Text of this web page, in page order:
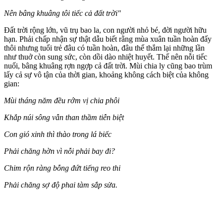
Nên bâng khuâng tôi tiếc cả đất trời"
Đất trời rộng lớn, vũ trụ bao la, con người nhỏ bé, đời người hữu
hạn. Phải chấp nhận sự thật dẫu biết rằng mùa xuân tuần hoàn đấy
thôi nhưng tuổi trẻ đâu có tuần hoàn, đâu thể thắm lại những lần
như thuở còn sung sức, còn dồi dào nhiệt huyết. Thế nên nỗi tiếc
nuối, bâng khuâng rợn ngợp cả đất trời. Mùi chia ly cũng bao trùm
lấy cả sự vô tận của thời gian, khoảng không cách biệt của không
gian:
Mùi tháng năm đều rớm vị chia phôi
Khắp núi sông vẫn than thầm tiễn biệt
Con gió xinh thì thào trong lá biếc
Phải chăng hờn vì nỗi phải bay đi?
Chim rộn ràng bỗng đứt tiếng reo thi
Phải chăng sợ độ phai tàm sắp sửa.